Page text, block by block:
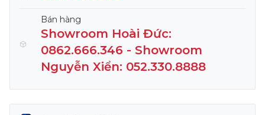
Bán hàng
Showroom Hoài Đức:
0862.666.346 - Showroom
Nguyễn Xiển: 052.330.8888